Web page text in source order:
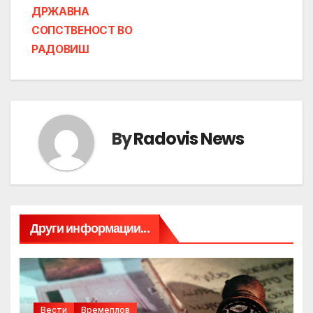
ДРЖАВНА
СОПСТВЕНОСТ ВО
РАДОВИШ
ByRadovis News
Други информации...
Вести Времеплов